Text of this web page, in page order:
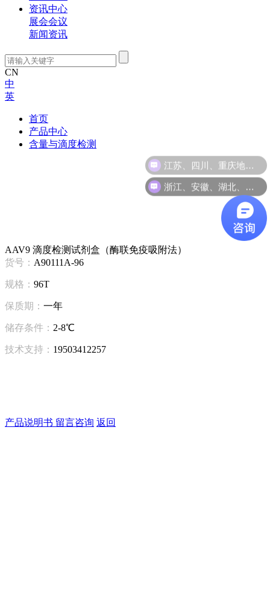
资讯中心
展会会议
新闻资讯
CN
中
英
首页
产品中心
含量与滴度检测
AAV9 滴度检测试剂盒（酶联免疫吸附法）
货号： A90111A-96
规格： 96T
保质期： 一年
储存条件： 2-8℃
技术支持： 19503412257
产品说明书 留言咨询 返回
江苏、四川、重庆地区咨询